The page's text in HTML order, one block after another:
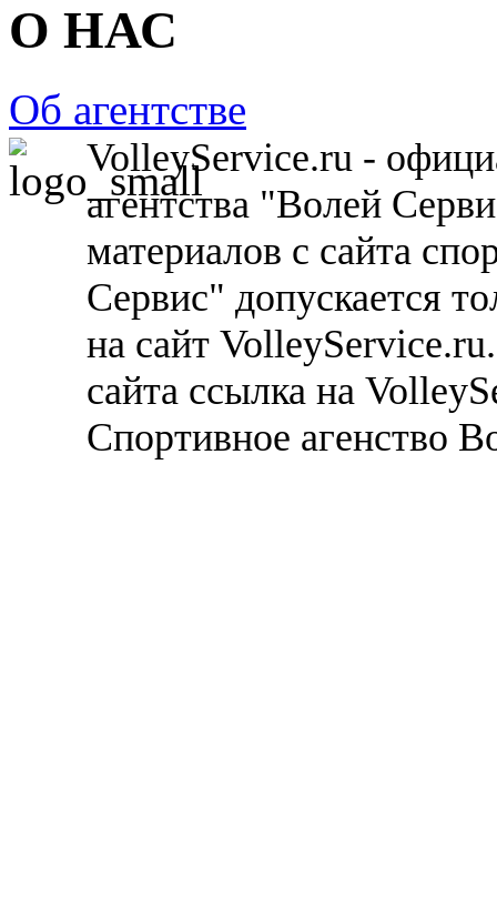
О НАС
Об агентстве
VolleyService.ru -
агентства "Волей
материалов с сайта
Сервис" допускается
на сайт
сайта ссылка на
Спортивное агенство